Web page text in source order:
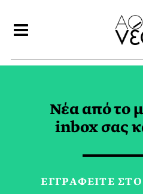
GO GREENER
Νέα από το
inbox σας
ΕΓΓPΑΦΕΙΤΕ ΣΤΟ